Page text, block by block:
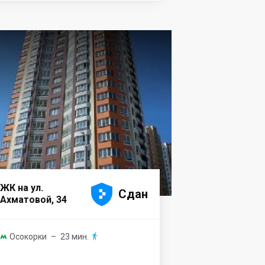
ЖК на ул.
Ахматовой, 34




 Сдан
 Осокорки – 23 мин. 